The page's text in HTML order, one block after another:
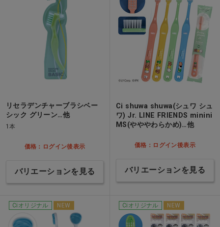
リセラデンチャーブラシベー
シック グリーン…他
1本
価格：ログイン後表示
バリエーションを見る
Ci shuwa shuwa(シュワ シュ
ワ) Jr. LINE FRIENDS minini
MS(やややわらかめ)…他
価格：ログイン後表示
バリエーションを見る
Ciオリジナル NEW Ciオリジナル NEW